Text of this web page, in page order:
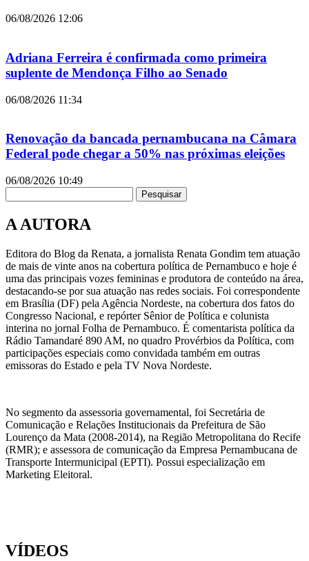
06/08/2026 12:06
Adriana Ferreira é confirmada como primeira
suplente de Mendonça Filho ao Senado
06/08/2026 11:34
Renovação da bancada pernambucana na Câmara
Federal pode chegar a 50% nas próximas eleições
06/08/2026 10:49
Pesquisar
A AUTORA
Editora do Blog da Renata, a jornalista Renata Gondim tem atuação
de mais de vinte anos na cobertura política de Pernambuco e hoje é
uma das principais vozes femininas e produtora de conteúdo na área,
destacando-se por sua atuação nas redes sociais. Foi correspondente
em Brasília (DF) pela Agência Nordeste, na cobertura dos fatos do
Congresso Nacional, e repórter Sênior de Política e colunista
interina no jornal Folha de Pernambuco. É comentarista política da
Rádio Tamandaré 890 AM, no quadro Provérbios da Política, com
participações especiais como convidada também em outras
emissoras do Estado e pela TV Nova Nordeste.
No segmento da assessoria governamental, foi Secretária de
Comunicação e Relações Institucionais da Prefeitura de São
Lourenço da Mata (2008-2014), na Região Metropolitana do Recife
(RMR); e assessora de comunicação da Empresa Pernambucana de
Transporte Intermunicipal (EPTI). Possui especialização em
Marketing Eleitoral.
VÍDEOS